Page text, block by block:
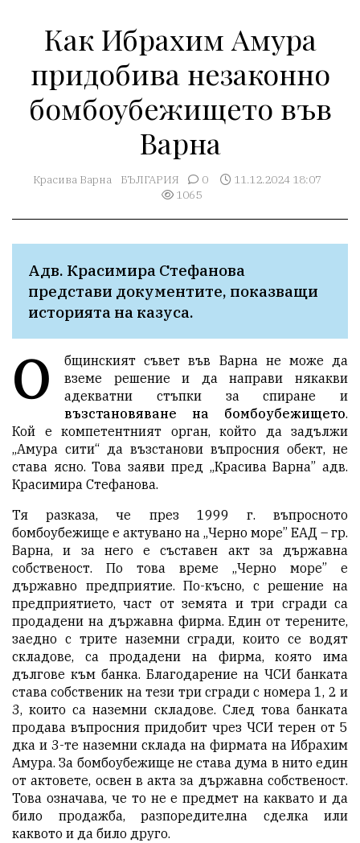
Как Ибрахим Амура
придобива незаконно
бомбоубежището във
Варна
Красива Варна БЪЛГАРИЯ 0
11.12.2024 18:07
1065
Адв. Красимира Стефанова
представи документите, показващи
историята на казуса.
О
бщинският съвет във Варна не може да
вземе решение и да направи някакви
адекватни стъпки за спиране и
възстановяване на бомбоубежището.
Кой е компетентният орган, който да задължи
„Амура сити“ да възстанови въпросния обект, не
става ясно. Това заяви пред „Красива Варна” адв.
Красимира Стефанова.
Тя разказа, че през 1999 г. въпросното
бомбоубежище е актувано на „Черно море” ЕАД – гр.
Варна, и за него е съставен акт за държавна
собственост. По това време „Черно море” е
държавно предприятие. По-късно, с решение на
предприятието, част от земята и три сгради са
продадени на държавна фирма. Един от терените,
заедно с трите наземни сгради, които се водят
складове, са продадени на фирма, която има
дългове към банка. Благодарение на ЧСИ банката
става собственик на тези три сгради с номера 1, 2 и
3, които са наземни складове. След това банката
продава въпросния придобит чрез ЧСИ терен от 5
дка и 3-те наземни склада на фирмата на Ибрахим
Амура. За бомбоубежище не става дума в нито един
от актовете, освен в акта за държавна собственост.
Това означава, че то не е предмет на каквато и да
било продажба, разпоредителна сделка или
каквото и да било друго.